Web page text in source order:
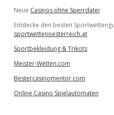
Neue Casinos ohne Sperrdatei
Entdecke den besten
sportwettenoesterreich.at
Sportbekleidung & Trikots
Meister-Wetten.com
Bestercasinomentor.com
Online Casino Spielautomaten